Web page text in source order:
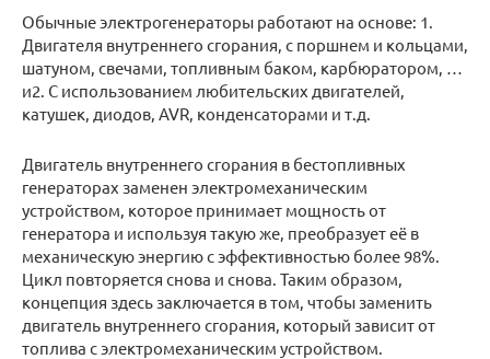
Обычные электрогенераторы работают на основе: 1.
Двигателя внутреннего сгорания, с поршнем и кольцами,
шатуном, свечами, топливным баком, карбюратором, …
и2. С использованием любительских двигателей,
катушек, диодов, AVR, конденсаторами и т.д.
Двигатель внутреннего сгорания в бестопливных
генераторах заменен электромеханическим
устройством, которое принимает мощность от
генератора и используя такую ​​же, преобразует её в
механическую энергию с эффективностью более 98%.
Цикл повторяется снова и снова. Таким образом,
концепция здесь заключается в том, чтобы заменить
двигатель внутреннего сгорания, который зависит от
топлива с электромеханическим устройством.